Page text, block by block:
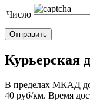
Число
Курьерская
В пределах МКАД
40 руб/км. Время